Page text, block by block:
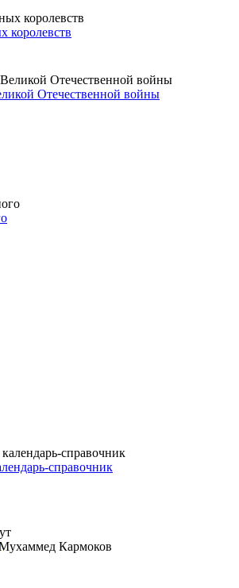
королевств
Отечественной войны
справочник
Кармоков